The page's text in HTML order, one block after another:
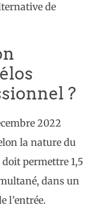
de
?
2022
la nature du
permettre 1,5
dans un
l’entrée.